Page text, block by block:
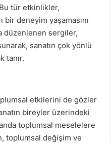
tür etkinlikler,
bir deneyim yaşamasını
düzenlenen sergiler,
sanatın çok yönlü
tanır.
etkilerini de gözler
bireyler üzerindeki
toplumsal meselelere
toplumsal değişim ve